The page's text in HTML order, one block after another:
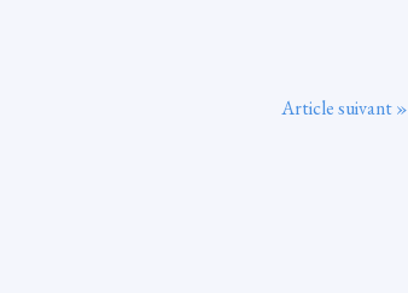
Article suivant »